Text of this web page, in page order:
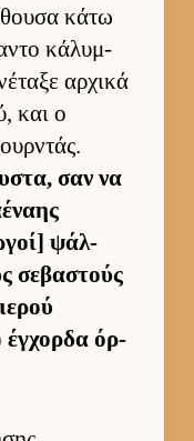
κάτω
κάλυμ­
αρ­χικά
και ο
σαν να
ψάλ­
σεβαστούς
έγ­χορδα όρ­